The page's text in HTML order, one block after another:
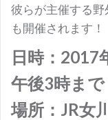
彼らが主催する
も開催されます！
日時：2017
午後3時まで
場所：JR女